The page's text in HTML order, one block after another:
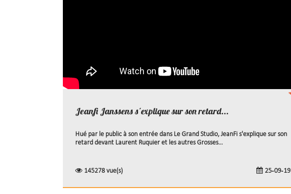
Jeanfi Janssens s'explique sur son retard...
Hué par le public à son entrée dans Le Grand Studio, JeanFi s'explique sur son
retard devant Laurent Ruquier et les autres Grosses...
145278 vue(s) 25-09-19